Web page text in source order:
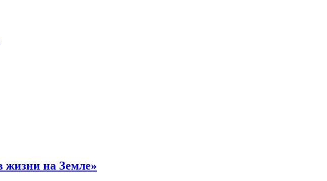
жизни на Земле»